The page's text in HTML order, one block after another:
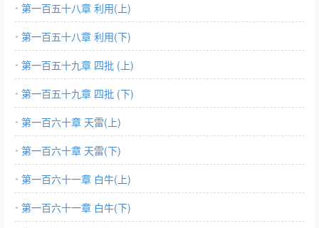
第一百五十八章 利用(上)
第一百五十八章 利用(下)
第一百五十九章 四批 (上)
第一百五十九章 四批 (下)
第一百六十章 天雷(上)
第一百六十章 天雷(下)
第一百六十一章 白牛(上)
第一百六十一章 白牛(下)